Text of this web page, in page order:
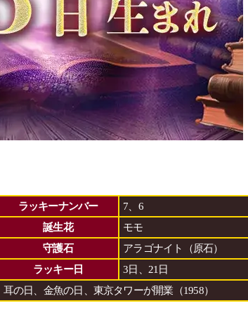
ラッキーナンバー
7、6
誕生花
モモ
守護石
アラゴナイト（原石）
ラッキー日
3日、21日
の日、金魚の日、東京タワーが開業（1958）